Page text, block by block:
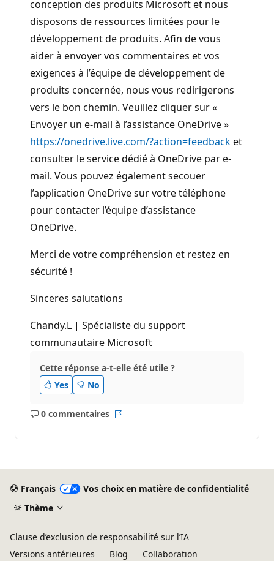
conception des produits Microsoft et nous
disposons de ressources limitées pour le
développement de produits. Afin de vous
aider à envoyer vos commentaires et vos
exigences à l’équipe de développement de
produits concernée, nous vous redirigerons
vers le bon chemin. Veuillez cliquer sur «
Envoyer un e-mail à l’assistance OneDrive »
https://onedrive.live.com/?action=feedbacket
consulter le service dédié à OneDrive par e-
mail. Vous pouvez également secouer
l’application OneDrive sur votre téléphone
pour contacter l’équipe d’assistance
OneDrive.
Merci de votre compréhension et restez en
sécurité !
Sinceres salutations
Chandy.L | Spécialiste du support
communautaire Microsoft
Cette réponse a-t-elle été utile ?
Yes
No
0 commentaires
Aucun
Français
Vos choix en matière de confidentialité
Thème
Clause d’exclusion de responsabilité sur l’IA
Versions antérieures
Blog Collaboration